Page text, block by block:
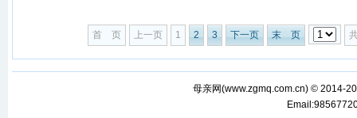
首 页 上一页 1 2 3 下一页 末 页
母亲网(www.zgmq.com.cn) © 2014-